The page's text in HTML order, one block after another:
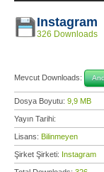
Instagram
326 Downloads
Mevcut Downloads:
Dosya Boyutu: 9,9 MB
Yayın Tarihi:
Lisans: Bilinmeyen
Şirket Şirketi: Instagram